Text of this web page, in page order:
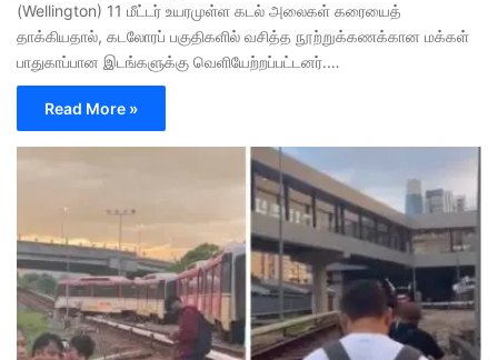
(Wellington) 11 மீட்டர் உயரமுள்ள கடல் அலைகள் கரையைத்
தாக்கியதால், கடலோரப் பகுதிகளில் வசித்த நூற்றுக்கணக்கான மக்கள்
பாதுகாப்பான இடங்களுக்கு வெளியேற்றப்பட்டனர்.…
Read More »